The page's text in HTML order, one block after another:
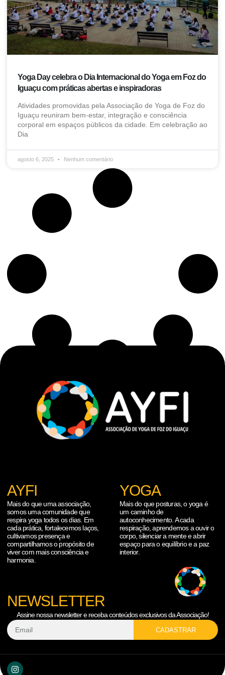
Yoga Day celebra o Dia Internacional do Yoga em Foz do
Iguaçu com práticas abertas e inspiradoras
Atividades promovidas pela Associação de Yoga de Foz do
Iguaçu reuniram bem-estar, integração e consciência
corporal em espaços públicos da cidade. Em celebração ao
Dia
agosto 6, 2025 Nenhum comentário
AYFI
Mais do que uma associação,
somos uma comunidade que
respira yoga todos os dias. Em
cada prática, fortalecemos laços,
cultivamos presença e
compartilhamos o propósito de
viver com mais consciência e
harmonia.
YOGA
Mais do que posturas, o yoga é
um caminho de
autoconhecimento. A cada
respiração, aprendemos a ouvir o
corpo, silenciar a mente e abrir
espaço para o equilíbrio e a paz
interior.
NEWSLETTER
Assine nossa newsletter e receba conteúdos exclusivos da Associação!
CADASTRAR